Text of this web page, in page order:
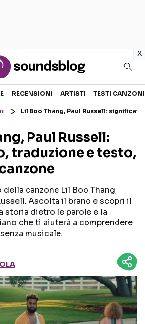
x
TESTI CANZONI
TOUR ED EVENTI
TALENT SHOW
RECENSIONI ARTISTI TESTI CANZONI
Lil Boo Thang, Paul Russell:
Paul Russell:
traduzione e testo,
canzone Lil Boo Thang,
Ascolta il brano e scopri il
storia dietro le parole e la
che ti aiuterà a comprendere
musicale.